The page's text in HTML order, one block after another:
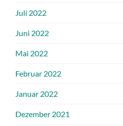
Juli 2022
Juni 2022
Mai 2022
Februar 2022
Januar 2022
Dezember 2021